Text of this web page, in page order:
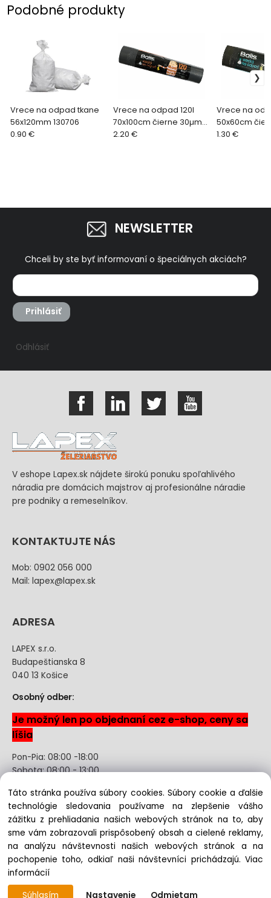
Podobné produkty
Vrece na odpad tkane
56x120mm 130706
0.90 €
Vrece na odpad 120l
70x100cm čierne 30µm
97003
2.20 €
Vrece na
50x60cm
97001
1.30 €
NEWSLETTER
Chceli by ste byť informovaní o špeciálnych akciách?
Prihlásiť
Odhlásiť
V eshope Lapex.sk nájdete širokú ponuku spoľahlivého
náradia pre domácich majstrov aj profesionálne náradie
pre podniky a remeselníkov.
KONTAKTUJTE NÁS
Mob: 0902 056 000
Mail: lapex@lapex.sk
ADRESA
LAPEX s.r.o.
Budapeštianska 8
040 13 Košice
Osobný odber:
Je možný len po objednaní cez e-shop, ceny sa
líšia
Pon-Pia: 08:00 -18:00
Sobota: 08:00 - 13:00
Odstúpenie od kúpnej zmluvy uzavretej na diaľku bez
registrácie
Copyright © 2022 lapex.sk, All rights reserved
Táto stránka používa súbory cookies. Súbory cookie a ďalšie
technológie sledovania používame na zlepšenie vášho
zážitku z prehliadania našich webových stránok na to, aby
sme vám zobrazovali prispôsobený obsah a cielené reklamy,
na analýzu návštevnosti našich webových stránok a na
pochopenie toho, odkiaľ naši návštevníci prichádzajú.Viac
informácií
Súhlasím
Nastavenie Odmietam